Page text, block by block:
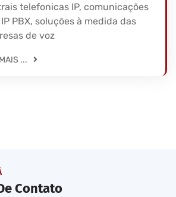
telefonicas IP, comunicações
PBX, soluções à medida das
de voz
...
Contato